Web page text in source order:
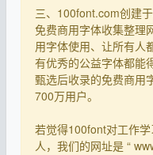
三、100font.com创建
免费商用字体收集整理
用字体使用、让所有人
有优秀的公益字体都能
甄选后收录的免费商用
700万用户。
若觉得100font对工作
人，我们的网址是 “